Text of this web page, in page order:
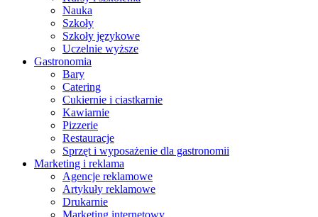
Nauka
Szkoły
Szkoły językowe
Uczelnie wyższe
Gastronomia
Bary
Catering
Cukiernie i ciastkarnie
Kawiarnie
Pizzerie
Restauracje
Sprzęt i wyposażenie dla gastronomii
Marketing i reklama
Agencje reklamowe
Artykuły reklamowe
Drukarnie
Marketing internetowy